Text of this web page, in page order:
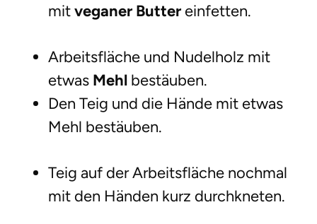
mitveganer Butter einfetten.
Arbeitsfläche und Nudelholz mit
etwas Mehl bestäuben.
Den Teig und die Hände mit etwas
Mehl bestäuben.
Teig auf der Arbeitsfläche nochmal
mit den Händen kurz durchkneten.